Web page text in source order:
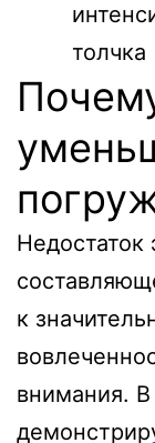
толчка
Недостаток
к
внимания. В